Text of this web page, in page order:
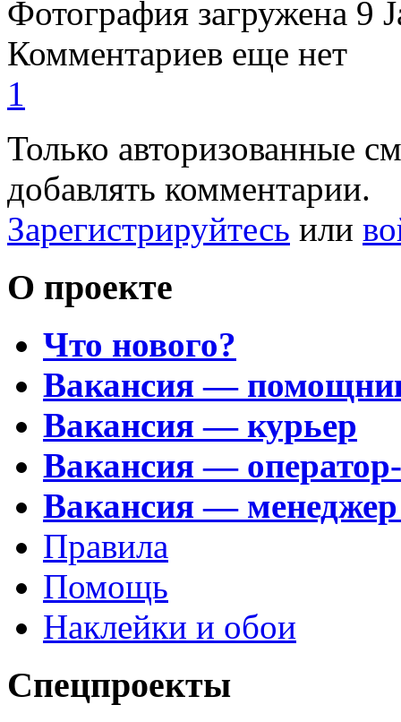
Фотография загружена 9
Комментариев еще нет
1
Только авторизованные
добавлять комментарии.
Зарегистрируйтесь или
О проекте
Что нового?
Вакансия —
Вакансия — курьер
Вакансия —
Вакансия —
Правила
Помощь
Наклейки и обои
Спецпроекты